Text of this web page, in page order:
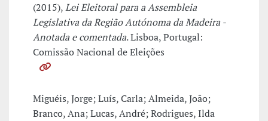
(2015),Lei Eleitoral para a Assembleia
Legislativa da Região Autónoma da Madeira -
Anotada e comentada. Lisboa, Portugal:
Comissão Nacional de Eleições
Miguéis, Jorge; Luís, Carla; Almeida, João;
Branco, Ana; Lucas, André; Rodrigues, Ilda